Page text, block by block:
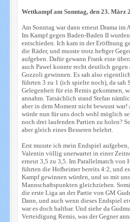
Wettkampf am Sonntag, den 23. März
Am Sonntag war dann erneut Drama im
Im Kampf gegen Baden-Baden II
entschieden. Ich kam in der Eröffnung
die Räder, und musste trotz heftger
aufgeben. Dafür gewann Frank eine
auch Pawel konnte recht deutlich gegen
Gozzoli gewinnen. Es sah also
führten 3 zu 1 (ich spielte noch), da sah
Gelegenheit für ein Remis gekommen,
annahm. Tatsächlich stand Stefan
aber in dem Moment nicht bewusst war!
würde nun für uns doch wohl möglich
noch drei laufenden Partien zu holen?
aber gleich eines Besseren belehrt.
Erst musste ich mein Endspiel
Valentin völlig unerwartet in einer
erneut 3,5 zu 3,5. Im Parallelmatch von
führten die Hofheimer bereits 4:2, und
Kampf gewinnen würden, und so mit
Mannschaftspunkten gleichziehen.
die erste Liga an der Partie von GM
Dann, und auch wenn dieses Endspiel
war es doch haltbar. Und siehe da
Verteidigung Remis, was der Gegner